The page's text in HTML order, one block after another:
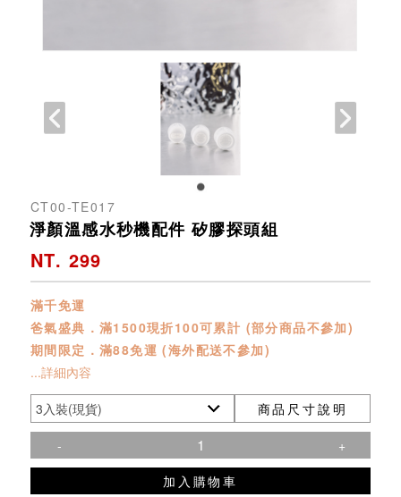
CT00-TE017
淨顏溫感水秒機配件 矽膠探頭組
NT. 299
滿千免運
爸氣盛典．滿1500現折100可累計 (部分商品不參加)
期間限定．滿88免運 (海外配送不參加)
...詳細內容
商品尺寸說明
-
+
加入購物車